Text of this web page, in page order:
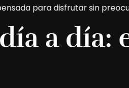
para disfrutar sin
a día: